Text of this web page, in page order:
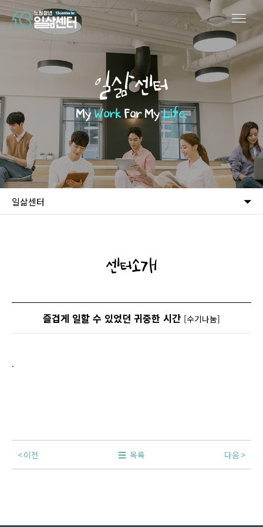
일삶센터
MyWorkFor MyLife.
일삶센터
센터소개
즐겁게 일할 수 있었던 귀중한 시간 [수기나눔]
.
이전 목록 다음